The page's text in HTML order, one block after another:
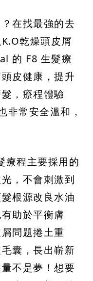
在找最強的去
乾燥頭皮屑
的 F8 生髮療
皮健康，提升
，療程體驗
非常安全溫和，
程主要採用的
，不會刺激到
根源改良水油
助於平衡膚
問題捲土重
囊，長出嶄新
不是夢！想要